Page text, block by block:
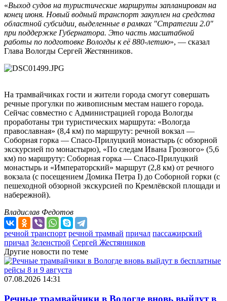
«Выход судов на туристические маршруты запланирован на
конец июня. Новый водный транспорт закуплен на средства
областной субсидии, выделенные в рамках "Стратегии 2.0"
при поддержке Губернатора. Это часть масштабной
работы по подготовке Вологды к её 880-летию», — сказал
Глава Вологды Сергей Жестянников.
На трамвайчиках гости и жители города смогут совершать
речные прогулки по живописным местам нашего города.
Сейчас совместно с Администрацией города Вологды
проработаны три туристических маршрута: «Вологда
православная» (8,4 км) по маршруту: речной вокзал —
Соборная горка — Спасо-Прилуцкий монастырь (с обзорной
экскурсией по монастырю), «По следам Ивана Грозного» (5,6
км) по маршруту: Соборная горка — Спасо-Прилуцкий
монастырь и «Императорский» маршрут (2,8 км) от речного
вокзала (с посещением Домика Петра I) до Соборной горки (с
пешеходной обзорной экскурсией по Кремлёвской площади и
набережной).
Владислав Федотов
речной транспорт речной трамвай причал пассажирский
причал Зеленстрой Сергей Жестянников
Другие новости по теме
07.08.2026 14:31
Речные трамвайчики в Вологде вновь выйдут в